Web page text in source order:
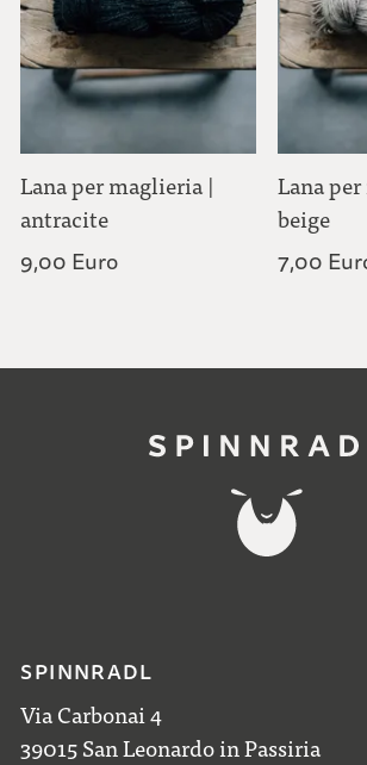
Lana per maglieria |
antracite
9,00 Euro
Lana
beige
7,00
SPINNRADL
Via Carbonai 4
39015 San Leonardo in Passiria